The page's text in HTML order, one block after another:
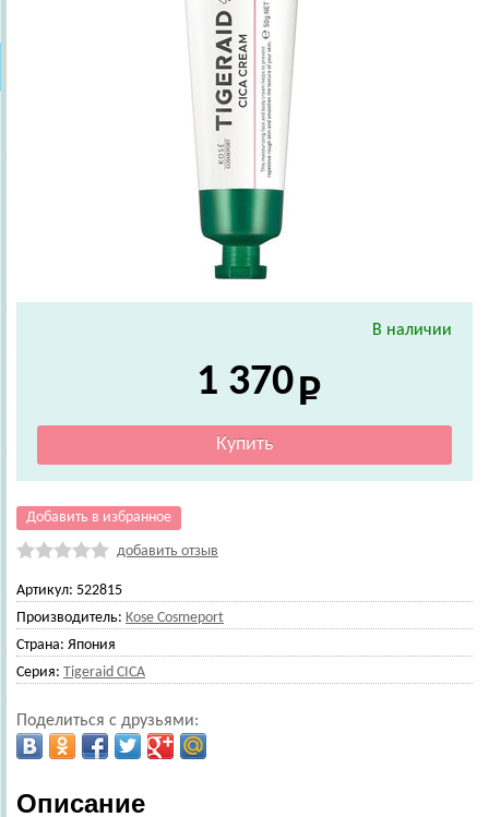
В наличии
1 370
Добавить в избранное
добавить отзыв
Артикул: 522815
Производитель: Kose Cosmeport
Страна: Япония
Серия: Tigeraid CICA
Поделиться с друзьями:
Описание